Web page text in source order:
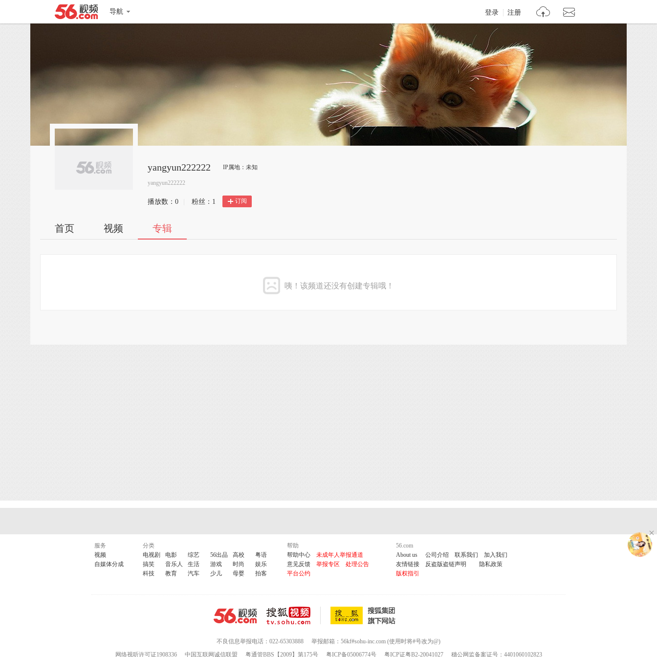
导航 登录 注册
yangyun222222 IP属地：未知
yangyun222222
播放数： 0 粉丝： 1 订阅
首页 视频 专辑
咦！该频道还没有创建专辑哦！
服务
视频
自媒体分成
分类
电视剧
电影 综艺 56出品 高校
粤语
搞笑
音乐人 生活 游戏 时尚
娱乐
科技
教育 汽车 少儿 母婴 拍客
帮助
帮助中心
未成年人举报通道
意见反馈
举报专区
处理公告
平台公约
56.com
About us
公司介绍 联系我们
加入我们
友情链接
反盗版盗链声明
隐私政策
版权指引
不良信息举报电话：022-65303888
举报邮箱：56kf#sohu-inc.com (使用时将#号改为@)
网络视听许可证1908336
中国互联网诚信联盟 粤通管BBS【2009】第175号 粤ICP备05006774号 粤ICP证粤B2-20041027 穗公网监备案证号：4401060102823